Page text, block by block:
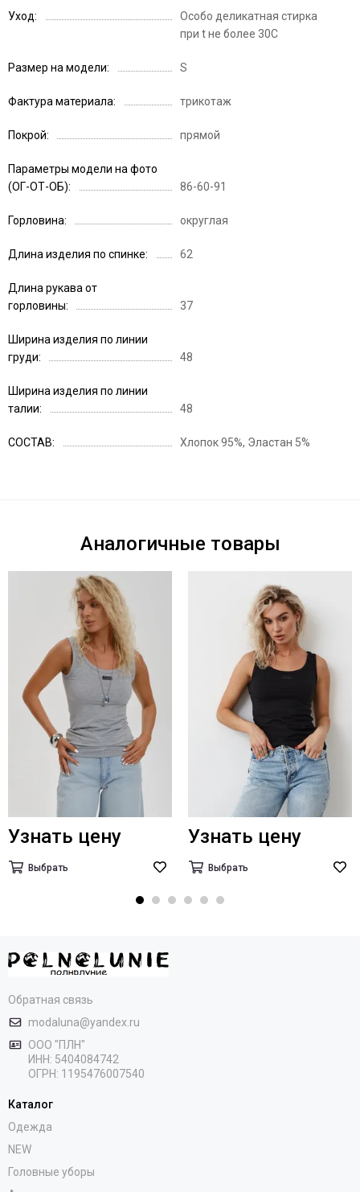
Уход
Особо деликатная стирка
при t не более 30С
Размер на модели S
Фактура материала трикотаж
Покрой прямой
Параметры модели на фото
(ОГ-ОТ-ОБ)
86-60-91
Горловина округлая
Длина изделия по спинке 62
Длина рукава от
горловины
37
Ширина изделия по линии
груди
48
Ширина изделия по линии
талии
48
СОСТАВ Хлопок 95%, Эластан 5%
Аналогичные товары
Узнать цену
Выбрать
Узнать цену
Выбрать
Обратная связь
modaluna@yandex.ru
ООО "ПЛН"
ИНН: 5404084742
ОГРН: 1195476007540
Каталог
Одежда
NEW
Головные уборы